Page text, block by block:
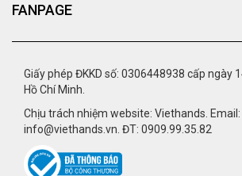
FANPAGE
Giấy phép ĐKKD số: 0306448938 cấp ngày
Hồ Chí Minh.
Chịu trách nhiệm website: Viethands. Email:
info@viethands.vn. ĐT: 0909.99.35.82